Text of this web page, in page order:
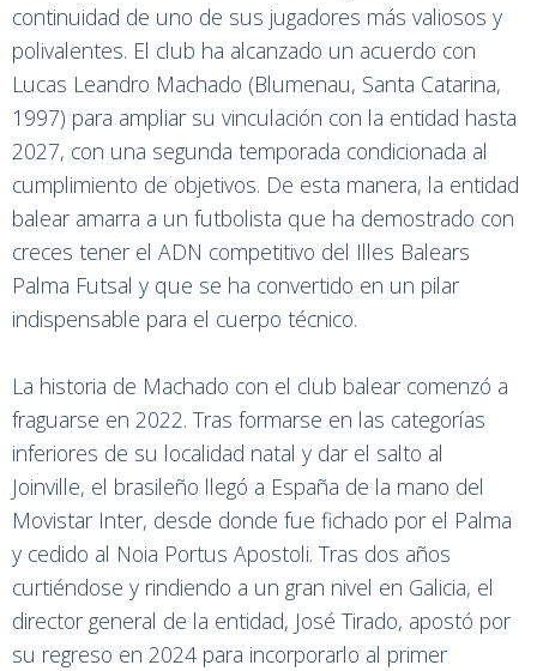
continuidad de uno de sus jugadores más valiosos y
polivalentes. El club ha alcanzado un acuerdo con
Lucas Leandro Machado (Blumenau, Santa Catarina,
1997) para ampliar su vinculación con la entidad hasta
2027, con una segunda temporada condicionada al
cumplimiento de objetivos. De esta manera, la entidad
balear amarra a un futbolista que ha demostrado con
creces tener el ADN competitivo del Illes Balears
Palma Futsal y que se ha convertido en un pilar
indispensable para el cuerpo técnico.
La historia de Machado con el club balear comenzó a
fraguarse en 2022. Tras formarse en las categorías
inferiores de su localidad natal y dar el salto al
Joinville, el brasileño llegó a España de la mano del
Movistar Inter, desde donde fue fichado por el Palma
y cedido al Noia Portus Apostoli. Tras dos años
curtiéndose y rindiendo a un gran nivel en Galicia, el
director general de la entidad, José Tirado, apostó por
su regreso en 2024 para incorporarlo al primer